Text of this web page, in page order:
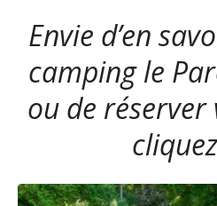
Envie d’en
camping le
ou de